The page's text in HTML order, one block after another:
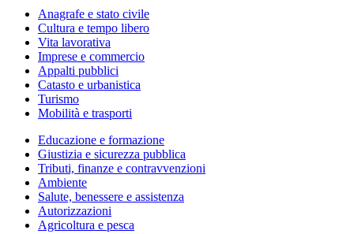
Anagrafe e stato civile
Cultura e tempo libero
Vita lavorativa
Imprese e commercio
Appalti pubblici
Catasto e urbanistica
Turismo
Mobilità e trasporti
Educazione e formazione
Giustizia e sicurezza pubblica
Tributi, finanze e contravvenzioni
Ambiente
Salute, benessere e assistenza
Autorizzazioni
Agricoltura e pesca